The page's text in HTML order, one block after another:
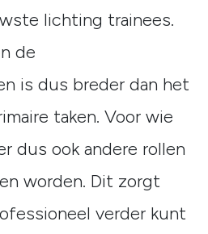
lichting trainees.
de
is dus breder dan het
taken. Voor wie
dus ook andere rollen
worden. Dit zorgt
verder kunt